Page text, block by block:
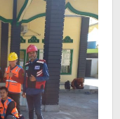
Rumah
Ibadah